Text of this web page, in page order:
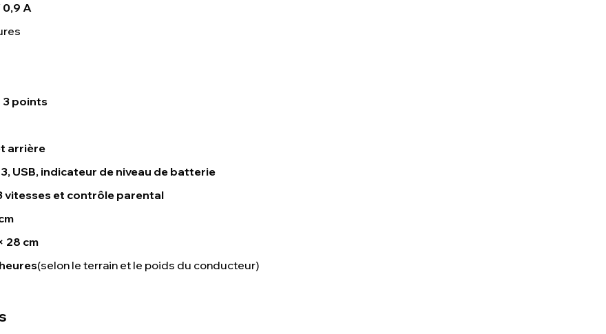
0,9 A
3 points
arrière
USB, indicateur de niveau de batterie
vitesses et contrôle parental
28 cm
(selon le terrain et le poids du conducteur)